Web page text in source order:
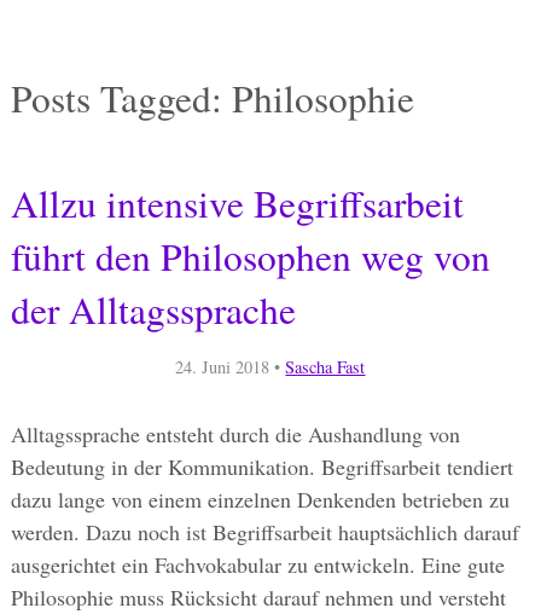
Posts Tagged: Philosophie
Allzu intensive Begriffsarbeit
führt den Philosophen weg von
der Alltagssprache
24. Juni 2018 •Sascha Fast
Alltagssprache entsteht durch die Aushandlung von
Bedeutung in der Kommunikation. Begriffsarbeit tendiert
dazu lange von einem einzelnen Denkenden betrieben zu
werden. Dazu noch ist Begriffsarbeit hauptsächlich darauf
ausgerichtet ein Fachvokabular zu entwickeln. Eine gute
Philosophie muss Rücksicht darauf nehmen und versteht